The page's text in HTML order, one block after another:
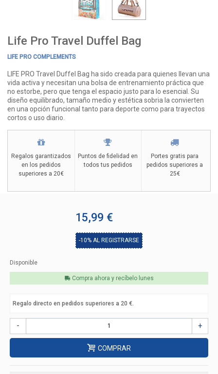
Life Pro Travel Duffel Bag
LIFE PRO COMPLEMENTS
LIFE PRO Travel Duffel Bag ha sido creada para quienes llevan una
vida activa y necesitan una bolsa de entrenamiento práctica que
no estorbe, pero que tenga el espacio justo para lo esencial. Su
diseño equilibrado, tamaño medio y estética sobria la convierten
en una opción funcional tanto para deporte como para trayectos
cortos o uso diario.
Regalos garantizados
en los pedidos
superiores a 20€
Puntos de fidelidad en
todos tus pedidos
Portes gratis para
pedidos superiores a
25€
15,99 €
-10% AL REGISTRARSE
Disponible
Compra ahora y recíbelo lunes
Regalo directo en pedidos superiores a 20 €.
- +
COMPRAR